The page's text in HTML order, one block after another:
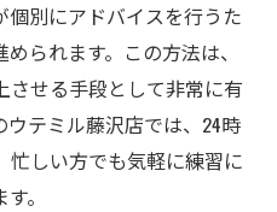
個別にアドバイスを行うた
られます。この方法は、
させる手段として非常に有
テミル藤沢店では、24時
忙しい方でも気軽に練習に
。